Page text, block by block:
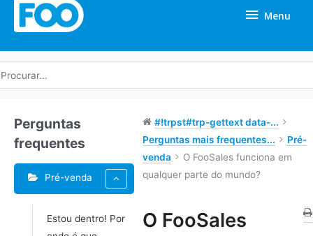
Menu
Perguntas
frequentes
Pré-venda
Estou dentro! Por
#!trpst#trp-gettext data-...
Perguntas mais frequentes...
Pré-
venda
O FooSales funciona em
qualquer parte do mundo?
O FooSales
Etiquetas